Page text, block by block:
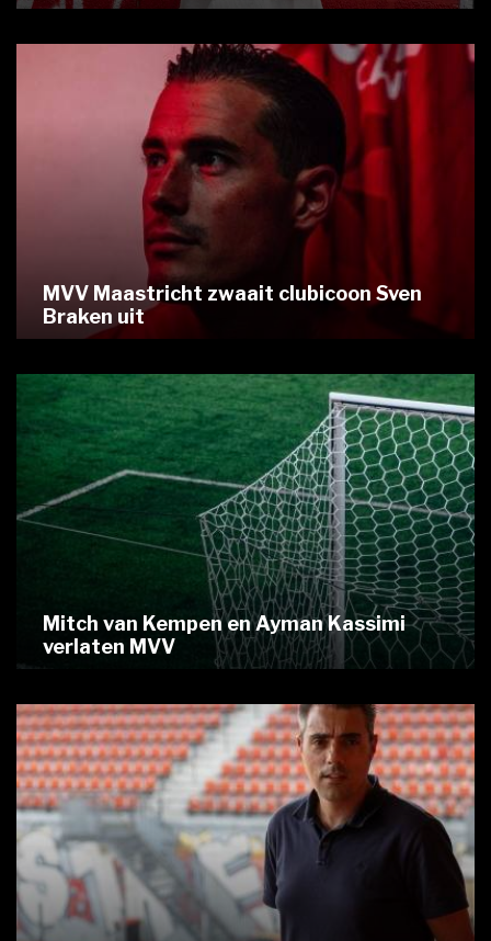
MVV Maastricht zwaait clubicoon Sven
Braken uit
Mitch van Kempen en Ayman Kassimi
verlaten MVV